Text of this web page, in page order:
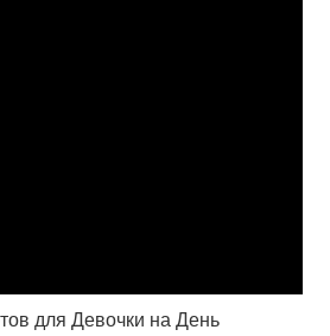
для Девочки на День